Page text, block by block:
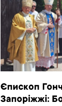
Єпископ
Запоріжжі: